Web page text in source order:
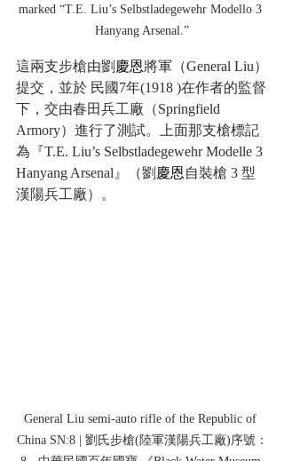
marked “T.E. Liu’s Selbstladegewehr Modello 3
Hanyang Arsenal.”
這兩支步槍由劉 慶恩將軍（General Liu）
提交，並於 民國7年(1918 )在作者的監督
下，交由春田兵工廠（Springfield
Armory）進行了測試。上面那支槍標記
為『T.E. Liu’s Selbstladegewehr Modelle 3
Hanyang Arsenal』（劉 慶恩 自裝槍 3 型
漢陽兵工廠）。
General Liu semi-auto rifle of the Republic of
China SN:8 | 劉氏步槍(陸軍漢陽兵工廠)序號：